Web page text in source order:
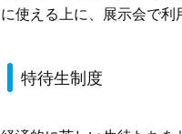
に使える上に、展示会で利
特待生制度